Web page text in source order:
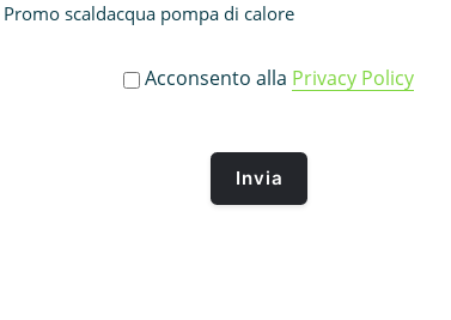
Promo scaldacqua pompa di calore
Acconsento alla Privacy Policy